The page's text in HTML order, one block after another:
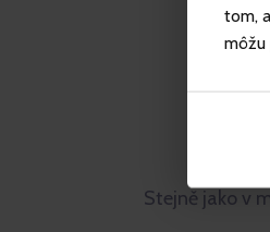
tom,
môžu
Stejně jako v